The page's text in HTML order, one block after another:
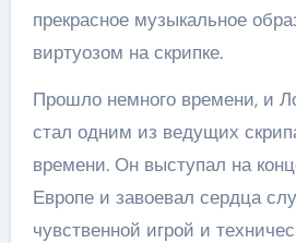
прекрасное музыкальное
виртуозом на скрипке.
Прошло немного времени, и
стал одним из ведущих
времени. Он выступал на
Европе и завоевал сердца
чувственной игрой и